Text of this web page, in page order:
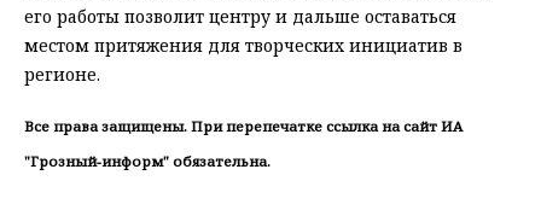
его работы позволит центру и дальше оставаться
местом притяжения для творческих инициатив в
регионе.
Все права защищены. При перепечатке ссылка на сайт ИА
"Грозный-информ" обязательна.